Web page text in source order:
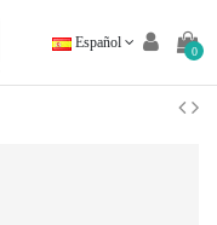
Español 0